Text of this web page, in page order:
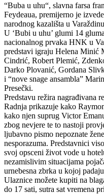
“Buba u uhu“, slavna farsa
Feydeaua, premijerno je
narodnog kazališta u
U ‘Bubi u uhu’ glumi 14
nacionalnog prvaka HNK u
predstavi igraju Helena Minić
Cindrić, Robert Plemić,
Darko Plovanić, Gordana
i “nove snage ansambla”
Presečki.
Predstavu režira nagrađivana
Radnja prikazuje kako
kako njen suprug Victor
zbog nevjere te to nastoji
ljubavno pismo nepoznate
nesporazuma. Predstavnici
svoj opsceni život vode u
nezamislivim situacijama
urnebesna zbrka u kojoj
Ulaznice možete kupiti na
do 17 sati, sutra sat vremena